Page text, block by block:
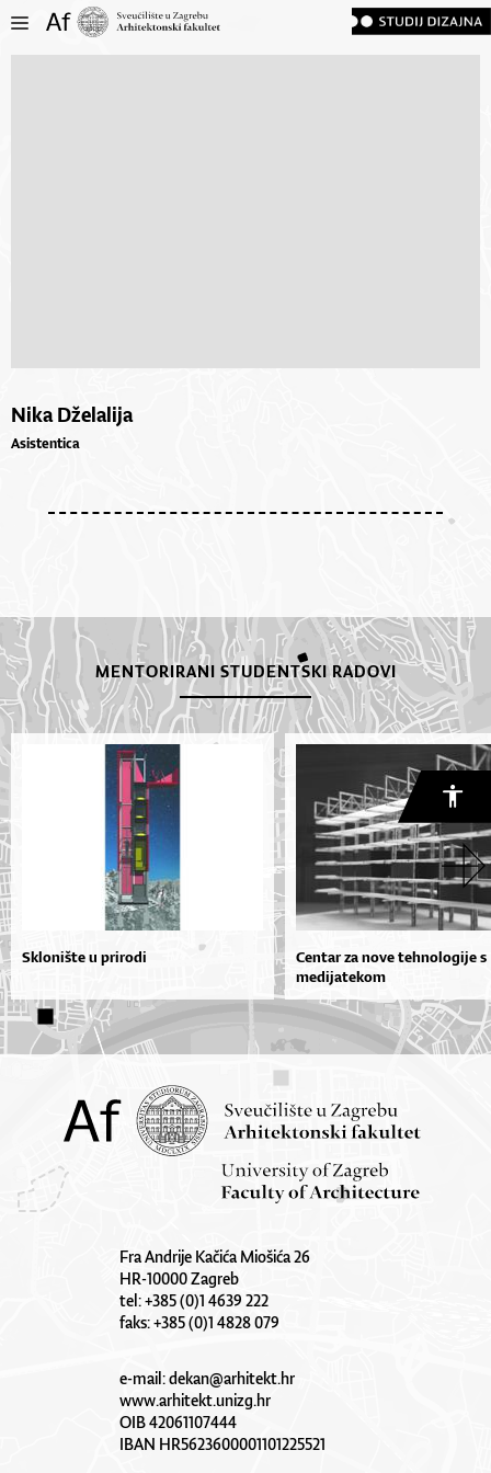
Nika Dželalija
Asistentica
MENTORIRANI STUDENTSKI RADOVI
Sklonište u prirodi
Centar za nove tehnologije s
medijatekom
Fra Andrije Kačića Miošića 26
HR-10000 Zagreb
tel: +385 (0)1 4639 222
faks: +385 (0)1 4828 079
e-mail:dekan@arhitekt.hr
www.arhitekt.unizg.hr
OIB 42061107444
IBAN HR5623600001101225521